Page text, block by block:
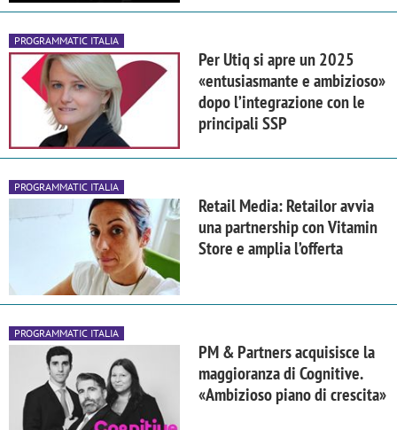
PROGRAMMATIC ITALIA
Per Utiq si apre un 2025
«entusiasmante e ambizioso»
dopo l’integrazione con le
principali SSP
PROGRAMMATIC ITALIA
Retail Media: Retailor avvia
una partnership con Vitamin
Store e amplia l’offerta
PROGRAMMATIC ITALIA
PM & Partners acquisisce la
maggioranza di Cognitive.
«Ambizioso piano di crescita»